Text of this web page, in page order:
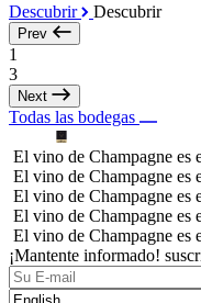
Descubrir Descubrir
Prev
1
3
Next
Todas las bodegas
El vino de Champagne es
El vino de Champagne es
El vino de Champagne es
El vino de Champagne es
El vino de Champagne es
¡Mantente informado!